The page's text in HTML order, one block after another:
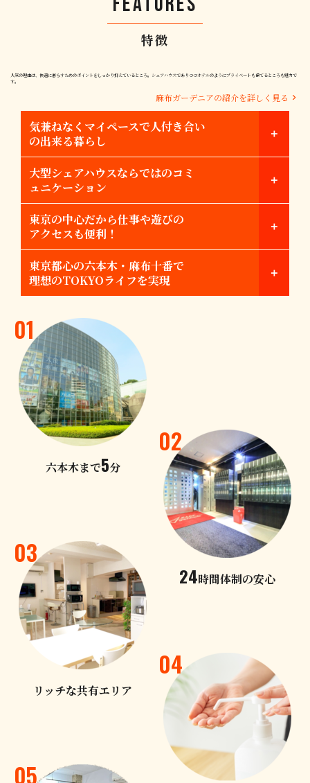
特徴
人気の理由は、快適に暮らすためのポイントをしっかり抑えているところ。シェアハウスでありつつホテルのようにプライベートも保てるところも魅力で
す。
麻布ガーデニアの紹介を詳しく見る
気兼ねなくマイペースで人付き合い
の出来る暮らし
大型シェアハウスならではのコミ
ュニケーション
東京の中心だから仕事や遊びの
アクセスも便利！
東京都心の六本木・麻布十番で
理想のTOKYOライフを実現
01
六本木まで5分
02
24時間体制の安心
03
リッチな共有エリア
04
05